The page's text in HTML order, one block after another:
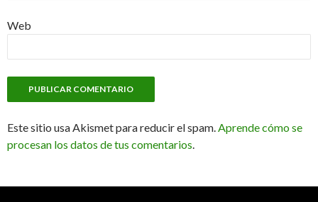
Web
Este sitio usa Akismet para reducir el spam.Aprende cómo se
procesan los datos de tus comentarios.